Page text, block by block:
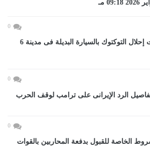
0
بدء تلقى طلبات إحلال التوكتوك بالسيارة البديلة فى مدينة 6
0
الرد الإيرانى على ترامب لوقف الحرب
0
الخاصة للقبول بدفعة المحاربين بالقوات